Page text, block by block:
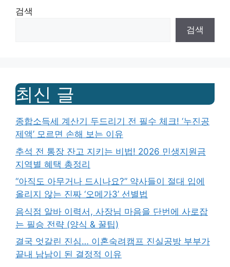
검색
검색
최신 글
종합소득세 계산기 두드리기 전 필수 체크! ‘누진공
제액’ 모르면 손해 보는 이유
추석 전 통장 잔고 지키는 비법! 2026 민생지원금
지역별 혜택 총정리
“아직도 아무거나 드시나요?” 약사들이 절대 입에
올리지 않는 진짜 ‘오메가3’ 선별법
음식점 알바 이력서, 사장님 마음을 단번에 사로잡
는 필승 전략 (양식 & 꿀팁)
결국 엇갈린 진심… 이혼숙려캠프 진실공방 부부가
끝내 남남이 된 결정적 이유